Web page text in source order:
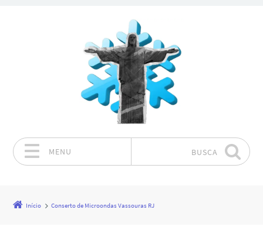
MENU BUSCA
Início Conserto de Microondas Vassouras RJ